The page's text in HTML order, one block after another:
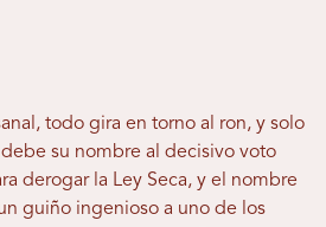
todo gira en torno al ron, y solo
su nombre al decisivo voto
derogar la Ley Seca, y el nombre
guiño ingenioso a uno de los